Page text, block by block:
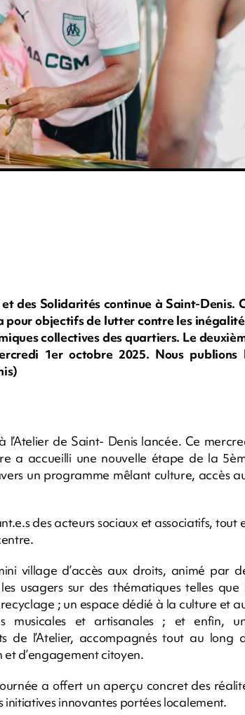
des Solidarités continue à Saint-Denis.
pour objectifs de lutter contre les
collectives des quartiers. Le
1er octobre 2025. Nous publions
de Saint- Denis lancée. Ce
a accueilli une nouvelle étape de la
un programme mêlant culture, accès
des acteurs sociaux et associatifs, tout
village d’accès aux droits, animé par
usagers sur des thématiques telles que
; un espace dédié à la culture et
musicales et artisanales ; et enfin,
de l’Atelier, accompagnés tout au long
et d’engagement citoyen.
a offert un aperçu concret des
innovantes portées localement.